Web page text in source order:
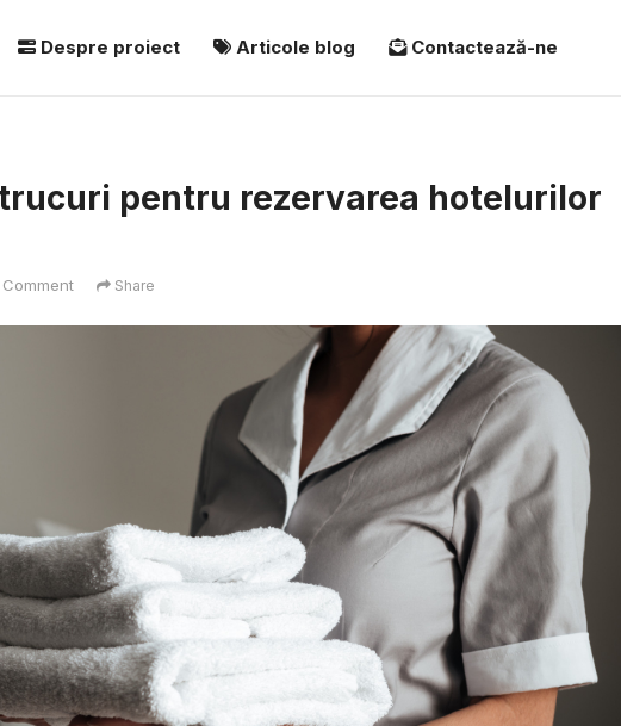
Despre proiect Articole blog Contactează-ne
pentru rezervarea hotelurilor
Share